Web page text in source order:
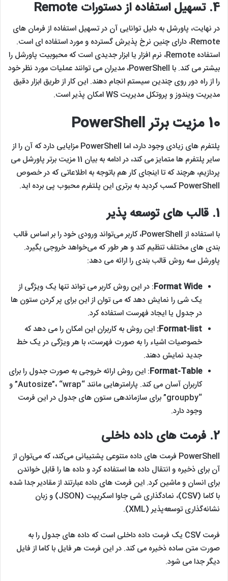
4. تسهیل استفاده از دستورات
در نهایت، پاورشل به دلیل توانایی آن در تسهیل استفاده از فرمان های
Remote، دارای چنین نرخ پذیرش گسترده و مورد استفاده ای است.
استفاده Remote، نرم افزار یا ابزار جدیدی است که محبوبیت پاورشل را
بیشتر می کند. با PowerShell، مدیران می توانند عملیات مورد نظر خود
را از راه دور روی چندین سیستم انجام دهند. این کار از طریق ابزار دقیق
مدیریت ویندوز و پروتکل مدیریت WS امکان پذیر است.
10 مزیت برتر PowerShell
پلتفرم های زیادی وجود دارد، اما PowerShell مزایایی دارد که آن را از
سایر پلتفرم ها متمایز می کند، در ادامه به بیان 11 مزیت برتر پاورشل می
پردازیم، هرچند که تا اینجای کار هم باتوجه به اطلاعاتی که در خصوص
PowerShell کسب کردید به برتری این پلتفرم محبوب پی برده اید.
1. قالب های توسعه پذیر
با استفاده از PowerShell، کاربر می‌تواند ورودی خود را بر اساس قالب
بندی های مختلف تنظیم کند و هر طور که می‌خواهد خروجی بگیرد.
پاورشل سه روش قالب بندی را ارائه می دهد:
Format Wide: در این روش کاربر می تواند تنها یک ویژگی از
یک شی را نمایش دهد که می توان از این برای پر کردن ستون ها
در جدول یا ایجاد فهرست استفاده کرد.
Format-list: این روش به کاربران این امکان را می دهد که
خصوصیات اشیاء را به صورت فهرست، با هر ویژگی در یک خط
جدید نمایش دهند.
Format-Table: این روش ارائه خروجی به صورت جدول را برای
کاربران آسان می کند. پارامترهایی مانند “Autosize”، “wrap” و
“groupby” برای سازماندهی ستون های جدول در این فرمت
وجود دارد.
2. فرمت های داده داخلی
PowerShell فرمت های داده متنوعی پشتیبانی می‌کند، که می‌توان از
آن برای ذخیره و انتقال داده‌ ها استفاده کرد و داده‌ ها را قابل خواندن
برای انسان و ماشین‌ کرد. این فرمت‌ های داده عبارتند از مقادیر جدا شده
با کاما (CSV)، نمادگذاری شی جاوا اسکریپت (JSON) و زبان
نشانه‌گذاری توسعه‌پذیر (XML).
فرمت CSV یک فرمت داده داخلی است که داده های جدول را به
صورت متن ساده ذخیره می کند. در این فرمت هر فایل با کاما از فایل
دیگر جدا می شود.